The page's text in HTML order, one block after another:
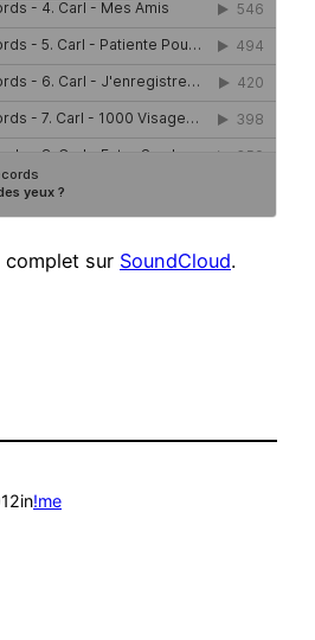
complet sur SoundCloud.
in!me